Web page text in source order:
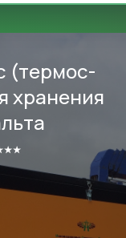
(термос-
хранения